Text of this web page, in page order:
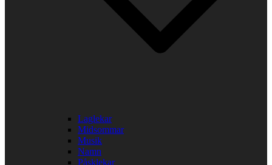
Laglekar
Midsommar
Musik
Namn
Påsklekar